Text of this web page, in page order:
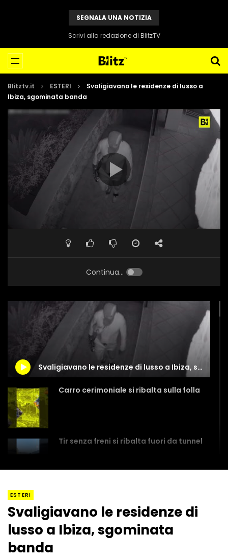
SEGNALA UNA NOTIZIA
Scrivi alla redazione di BlitzTV
Blitztv.it ESTERI
Svaligiavano le residenze di lusso a
Ibiza, sgominata banda
Continua...
Svaligiavano le residenze di lusso a Ibiza, sgominata banda
Carro cerimoniale si ribalta sulla folla
Tir senza freni si ribalta fuori da tunnel
ESTERI
Svaligiavano le residenze di
lusso a Ibiza, sgominata
banda